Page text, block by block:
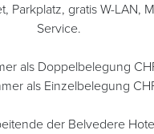
Parkplatz, gratis W-LAN,
Service.
als Doppelbelegung
als Einzelbelegung
der Belvedere